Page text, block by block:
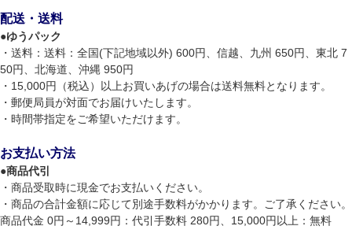
配送・送料
●ゆうパック
・送料：送料：全国(下記地域以外) 600円、信越、九州 650円、東北 7
50円、北海道、沖縄 950円
・15,000円（税込）以上お買いあげの場合は送料無料となります。
・郵便局員が対面でお届けいたします。
・時間帯指定をご希望いただけます。
お支払い方法
●商品代引
・商品受取時に現金でお支払いください。
・商品の合計金額に応じて別途手数料がかかります。ご了承ください。
商品代金 0円～14,999円：代引手数料 280円、15,000円以上：無料